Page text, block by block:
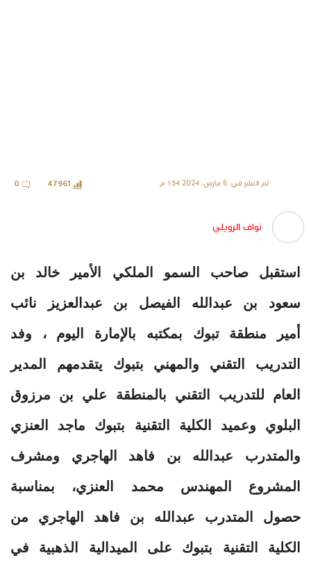
تم النشر في: 6 مارس، 2024 1:54 م 47961
0
نواف الرويلي
استقبل صاحب السمو الملكي الأمير خالد بن
سعود بن عبدالله الفيصل بن عبدالعزيز نائب
أمير منطقة تبوك بمكتبه بالإمارة اليوم ، وفد
التدريب التقني والمهني بتبوك يتقدمهم المدير
العام للتدريب التقني بالمنطقة علي بن مرزوق
البلوي وعميد الكلية التقنية بتبوك ماجد العنزي
والمتدرب عبدالله بن فاهد الهاجري ومشرف
المشروع المهندس محمد العنزي، بمناسبة
حصول المتدرب عبدالله بن فاهد الهاجري من
الكلية التقنية بتبوك على الميدالية الذهبية في